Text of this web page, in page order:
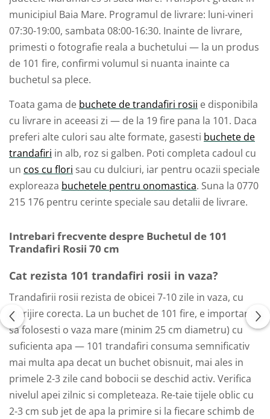
municipiul Baia Mare. Programul de livrare: luni-vineri
07:30-19:00, sambata 08:00-16:30. Inainte de livrare,
primesti o fotografie reala a buchetului — la un produs
de 101 fire, confirmi volumul si nuanta inainte ca
buchetul sa plece.
Toata gama de buchete de trandafiri rosii e disponibila
cu livrare in aceeasi zi — de la 19 fire pana la 101. Daca
preferi alte culori sau alte formate, gasesti buchete de
trandafiri in alb, roz si galben. Poti completa cadoul cu
un cos cu flori sau cu dulciuri, iar pentru ocazii speciale
exploreaza buchetele pentru onomastica. Suna la 0770
215 176 pentru cerinte speciale sau detalii de livrare.
Intrebari frecvente despre Buchetul de 101
Trandafiri Rosii 70 cm
Cat rezista 101 trandafiri rosii in vaza?
Trandafirii rosii rezista de obicei 7-10 zile in vaza, cu
ingrijire corecta. La un buchet de 101 fire, e important
sa folosesti o vaza mare (minim 25 cm diametru) cu
suficienta apa — 101 trandafiri consuma semnificativ
mai multa apa decat un buchet obisnuit, mai ales in
primele 2-3 zile cand bobocii se deschid activ. Verifica
nivelul apei zilnic si completeaza. Re-taie tijele oblic cu
2-3 cm sub jet de apa la primire si la fiecare schimb de